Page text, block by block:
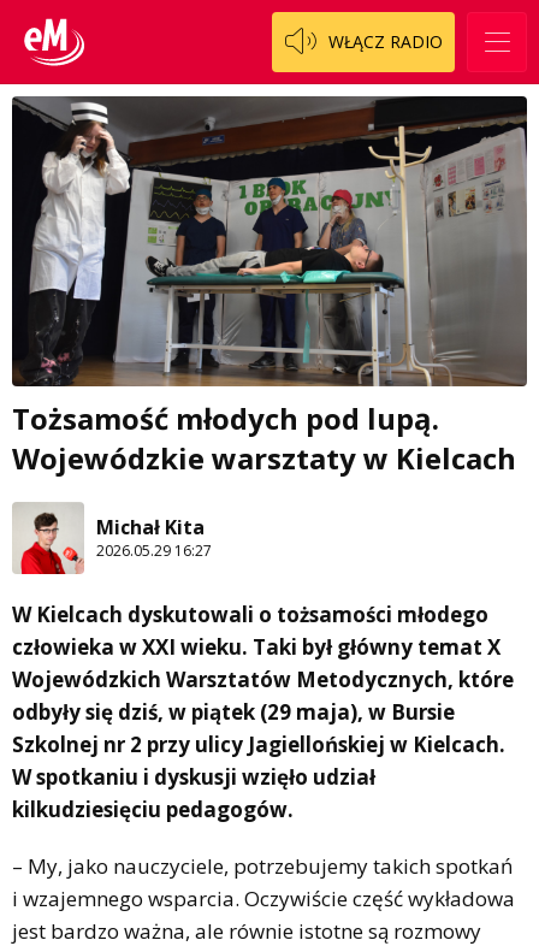
WŁĄCZ RADIO
Tożsamość młodych pod lupą.
Wojewódzkie warsztaty w Kielcach
Michał Kita
2026.05.29 16:27
W Kielcach dyskutowali o tożsamości młodego
człowieka w XXI wieku. Taki był główny temat X
Wojewódzkich Warsztatów Metodycznych, które
odbyły się dziś, w piątek (29 maja), w Bursie
Szkolnej nr 2 przy ulicy Jagiellońskiej w Kielcach.
W spotkaniu i dyskusji wzięło udział
kilkudziesięciu pedagogów.
– My, jako nauczyciele, potrzebujemy takich spotkań
i wzajemnego wsparcia. Oczywiście część wykładowa
jest bardzo ważna, ale równie istotne są rozmowy